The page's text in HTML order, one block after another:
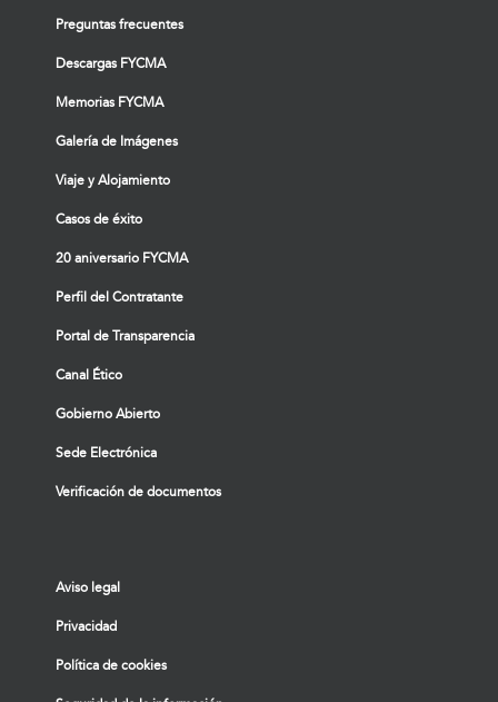
Preguntas frecuentes
Descargas FYCMA
Memorias FYCMA
Galería de Imágenes
Viaje y Alojamiento
Casos de éxito
20 aniversario FYCMA
Perfil del Contratante
Portal de Transparencia
Canal Ético
Gobierno Abierto
Sede Electrónica
Verificación de documentos
Aviso legal
Privacidad
Política de cookies